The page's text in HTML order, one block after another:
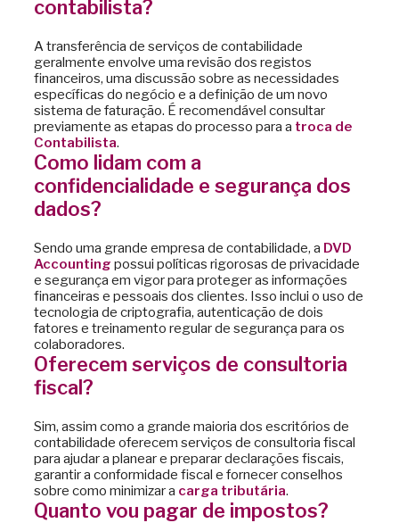
contabilista?
A transferência de serviços de contabilidade
geralmente envolve uma revisão dos registos
financeiros, uma discussão sobre as necessidades
específicas do negócio e a definição de um novo
sistema de faturação. É recomendável consultar
previamente as etapas do processo para a troca de
Contabilista.
Como lidam com a
confidencialidade e segurança dos
dados?
Sendo uma grande empresa de contabilidade, a DVD
Accounting possui políticas rigorosas de privacidade
e segurança em vigor para proteger as informações
financeiras e pessoais dos clientes. Isso inclui o uso de
tecnologia de criptografia, autenticação de dois
fatores e treinamento regular de segurança para os
colaboradores.
Oferecem serviços de consultoria
fiscal?
Sim, assim como a grande maioria dos escritórios de
contabilidade oferecem serviços de consultoria fiscal
para ajudar a planear e preparar declarações fiscais,
garantir a conformidade fiscal e fornecer conselhos
sobre como minimizar a carga tributária.
Quanto vou pagar de impostos?